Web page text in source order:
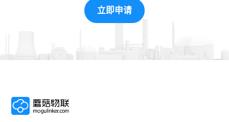
立即申请